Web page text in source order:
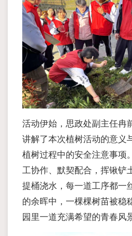
活动伊始，思政处副主任冉
讲解了本次植树活动的意义
植树过程中的安全注意事项
工协作、默契配合，挥锹铲
提桶浇水，每一道工序都一
的余晖中，一棵棵树苗被稳
园里一道充满希望的青春风